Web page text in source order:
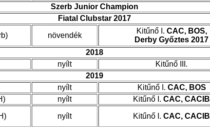
Szerb Junior Champion
Fiatal Clubstar 2017
növendék
Kitűnő I. CAC, BOS,
Derby Győztes 2017
2018
nyílt Kitűnő III.
2019
nyílt Kitűnő I. CAC, BOS
nyílt Kitűnő I. CAC, CACIB
nyílt Kitűnő I. CAC, CACIB